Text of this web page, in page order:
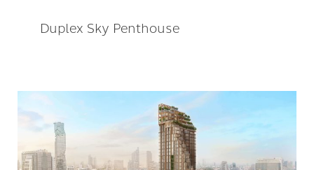
Duplex Sky Penthouse
ตัว Duplex
Penthouse